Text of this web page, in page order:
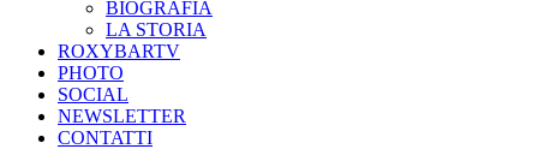
BIOGRAFIA
LA STORIA
ROXYBARTV
PHOTO
SOCIAL
NEWSLETTER
CONTATTI